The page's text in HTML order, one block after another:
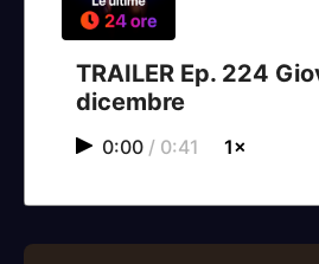
TRAILER Ep. 224
dicembre
0:00 / 0:41 1×